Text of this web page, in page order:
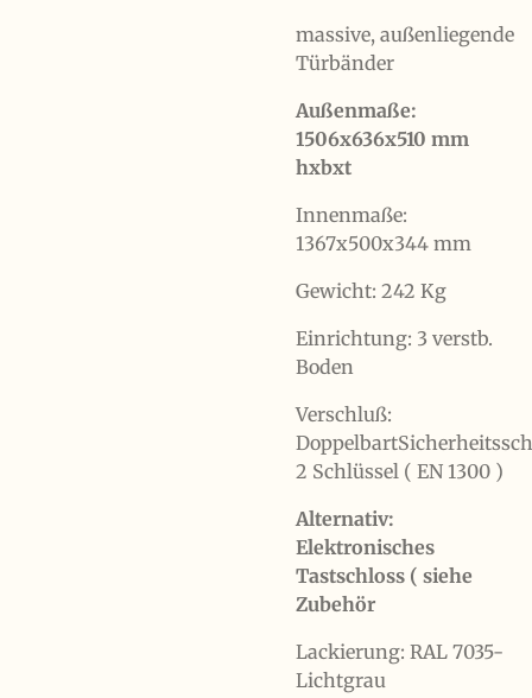
massive, außenliegende
Türbänder
Außenmaße:
1506x636x510 mm
hxbxt
Innenmaße:
1367x500x344 mm
Gewicht: 242 Kg
Einrichtung: 3 verstb.
Boden
Verschluß:
2 Schlüssel ( EN 1300 )
Alternativ:
Elektronisches
Tastschloss ( siehe
Zubehör
Lackierung: RAL 7035-
Lichtgrau